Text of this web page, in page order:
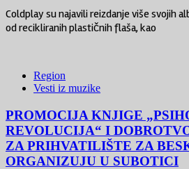
Coldplay su najavili reizdanje više svojih
od recikliranih plastičnih flaša, kao
Region
Vesti iz muzike
PROMOCIJA KNJIGE
REVOLUCIJA“ I
ZA PRIHVATILIŠTE ZA
ORGANIZUJU U SUBOTICI